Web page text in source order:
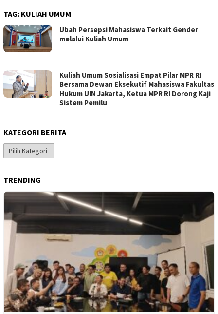
TAG: KULIAH UMUM
Ubah Persepsi Mahasiswa Terkait Gender
melalui Kuliah Umum
Kuliah Umum Sosialisasi Empat Pilar MPR RI
Bersama Dewan Eksekutif Mahasiswa Fakultas
Hukum UIN Jakarta, Ketua MPR RI Dorong Kaji
Sistem Pemilu
KATEGORI BERITA
Kategori
Berita
TRENDING